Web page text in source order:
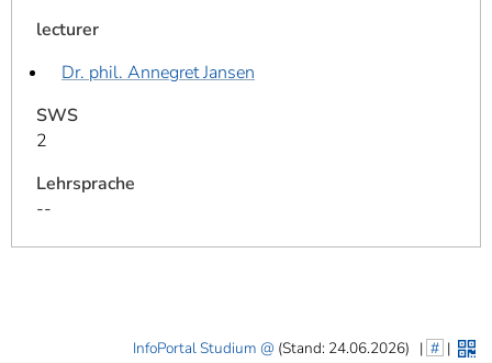
lecturer
Dr. phil. Annegret Jansen
SWS
2
Lehrsprache
--
InfoPortal Studium (Stand: 24.06.2026) | # |